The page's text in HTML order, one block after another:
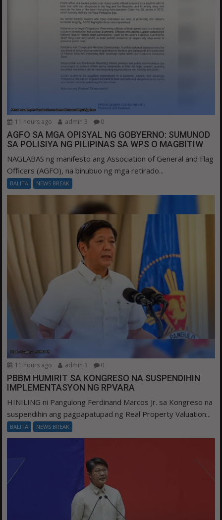
11 hours ago admin 3 0
AGFO SA MGA OPISYAL NG GOBYERNO: SUMUNOD
SA POLISIYA NG PILIPINAS SA WPS O MAGBITIW
NAGLABAS ng manifesto ang Association of General and Flag
Officers (AGFO), na binubuo ng mga retirado...
BALITA NEWS BREAK
11 hours ago admin 3 0
PBBM HUMIRIT SA KONGRESO NA SUSPENDIHIN
IMPLEMENTASYON NG RPVARA
HINILING ni Pangulong Ferdinand Marcos Jr. sa Kongreso na
suspendihin ang pagpapatupad ng Real Property Valuation...
BALITA NEWS BREAK